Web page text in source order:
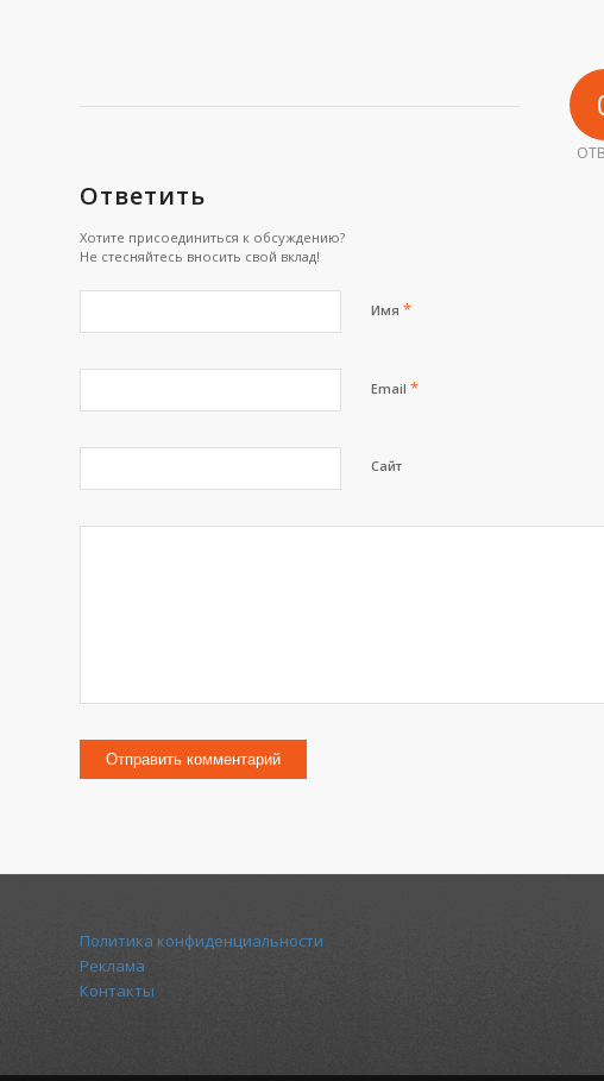
Ответить
Хотите присоединиться к обсуждению?
Не стесняйтесь вносить свой вклад!
Имя *
Email *
Сайт
Политика конфиденциальности
Реклама
Контакты